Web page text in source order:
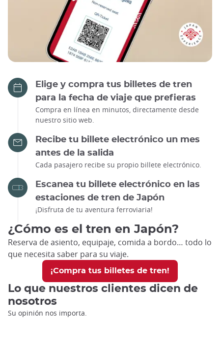
Elige y compra tus billetes de tren
para la fecha de viaje que prefieras
Compra en línea en minutos, directamente desde
nuestro sitio web.
Recibe tu billete electrónico un mes
antes de la salida
Cada pasajero recibe su propio billete electrónico.
Escanea tu billete electrónico en las
estaciones de tren de Japón
¡Disfruta de tu aventura ferroviaria!
¿Cómo es el tren en Japón?
Reserva de asiento, equipaje, comida a bordo… todo lo
que necesita saber para su viaje.
¡Compra tus billetes de tren!
Lo que nuestros clientes dicen de
nosotros
Su opinión nos importa.